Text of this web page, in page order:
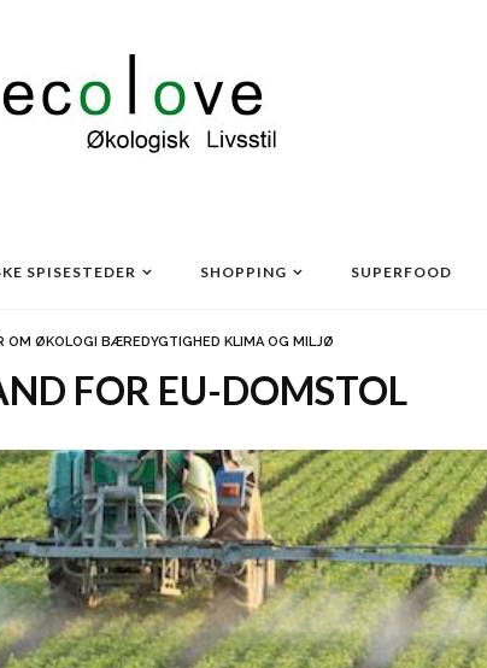
SPISESTEDER SHOPPING SUPERFOOD
OM ØKOLOGI BÆREDYGTIGHED KLIMA OG MILJØ
FOR EU-DOMSTOL